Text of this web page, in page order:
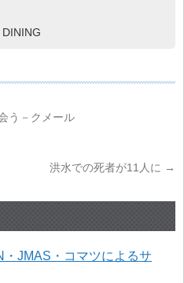
う－クメール
洪水での死者が11人に →
JMAS・コマツによるサ